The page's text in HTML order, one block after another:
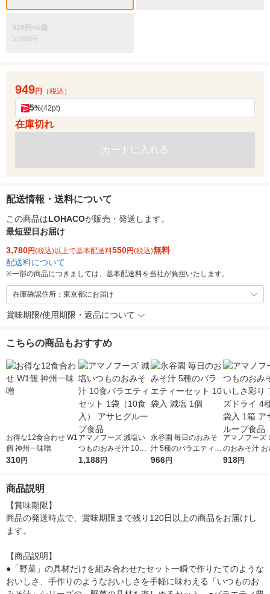
928円×6袋
5,568円
949円 （税込）
5%(42pt)
在庫切れ
カートに入れる
配送情報・送料について
この商品はLOHACOが販売・発送します。
最短翌日お届け
3,780円(税込)以上で基本配送料550円(税込)無料
配送料について
※一部の商品につきましては、基本配送料を当社が負担いたします。
在庫確認住所：東京都にお届け
賞味期限/使用期限・返品について
こちらの商品もおすすめ
お得な12食合わせ W1
個 神州一味噌
310円
アマノフーズ 減塩い
つものおみそ汁 10食
バラエティセット 1袋
1,188円
永谷園 毎日のおみそ
汁 5種のバラエティー
セット 10袋入 減塩 1
966円
アマノフーズ
のおみそ汁 お
彩り フリーズ
918円
商品説明
【賞味期限】
商品の発送時点で、賞味期限まで残り120日以上の商品をお届けし
ます。
【商品説明】
●「野菜」の具材だけを組み合わせたセット一瞬で作りたてのような
おいしさ、手作りのようなおいしさを手軽に味わえる「いつものお